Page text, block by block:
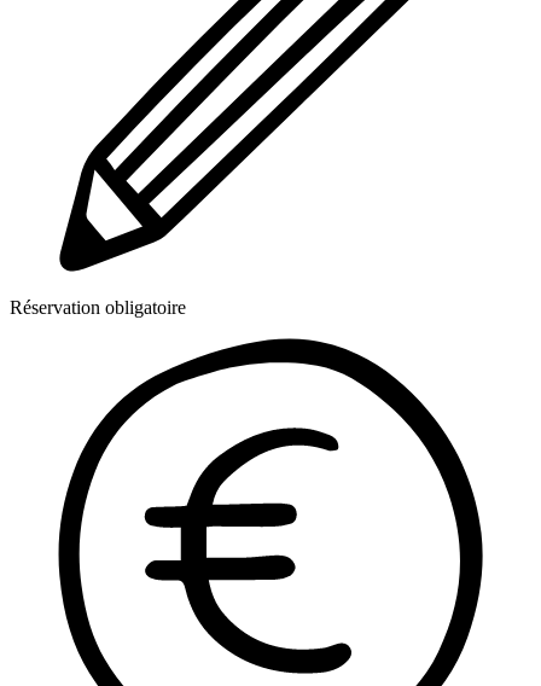
Réservation obligatoire